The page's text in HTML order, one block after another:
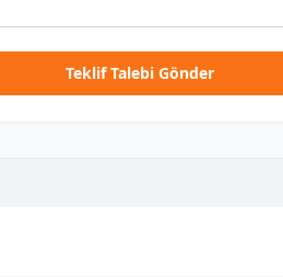
Teklif Talebi Gönder